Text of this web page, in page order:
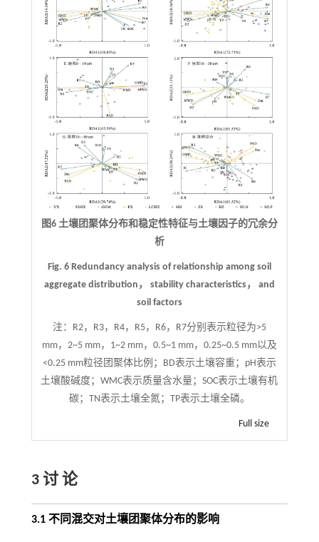
图6 土壤团聚体分布和稳定性特征与土壤因子的冗余分
析
Fig. 6 Redundancy analysis of relationship among soil
aggregate distribution， stability characteristics， and
soil factors
注： R2，R3，R4，R5，R6，R7分别表示粒径为>5
mm，2~5 mm，1~2 mm，0.5~1 mm，0.25~0.5 mm以及
<0.25 mm粒径团聚体比例；BD表示土壤容重；pH表示
土壤酸碱度；WMC表示质量含水量；SOC表示土壤有机
碳；TN表示土壤全氮；TP表示土壤全磷。
Full size
3 讨 论
3.1 不同混交对土壤团聚体分布的影响